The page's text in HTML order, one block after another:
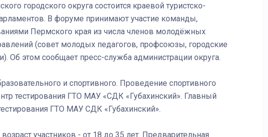
городского округа состоится краевой туристско-
В форуме принимают участие команды,
Пермского края из числа членов молодёжных
(совет молодых педагогов, профсоюзы, городские
этом сообщает пресс-служба администрации округа.
и спортивного. Проведение спортивного
тестирования ГТО МАУ «СДК «Губахинский». Главный
ГТО МАУ СДК «Губахинский».
участников - от 18 до 35 лет. Предварительная
03 4 октября 2025